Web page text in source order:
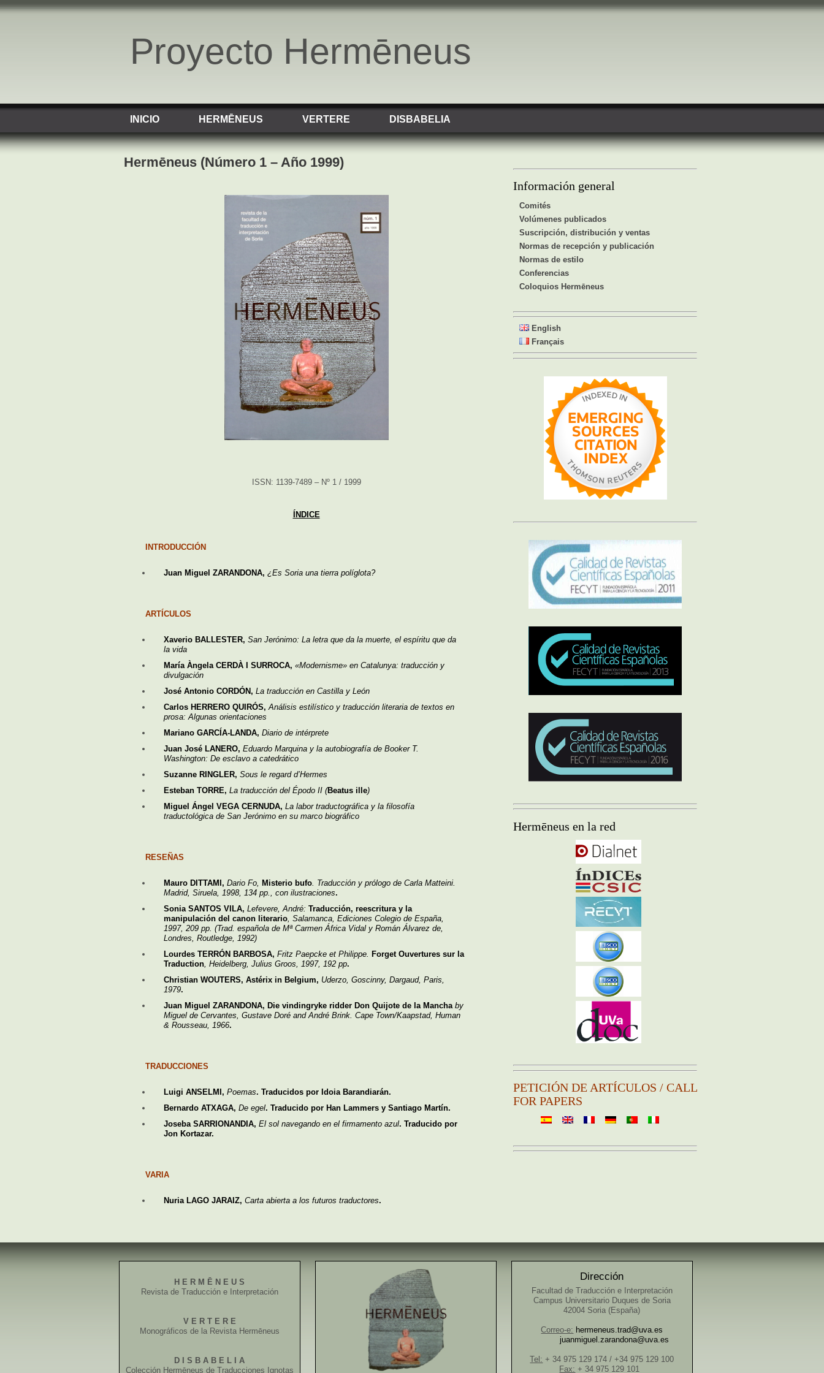
Proyecto Hermēneus
INICIO HERMĒNEUS VERTERE DISBABELIA
Información general
Comités
Volúmenes publicados
Suscripción, distribución y ventas
Normas de recepción y publicación
Normas de estilo
Conferencias
Coloquios Hermēneus
English
Français
Hermēneus en la red
PETICIÓN DE ARTÍCULOS / CALL
FOR PAPERS
Hermēneus (Número 1 – Año 1999)
ISSN: 1139-7489 – Nº 1 / 1999
ÍNDICE
INTRODUCCIÓN
Juan Miguel ZARANDONA, ¿Es Soria una tierra políglota?
ARTÍCULOS
Xaverio BALLESTER, San Jerónimo: La letra que da la muerte, el espíritu que da
la vida
María Àngela CERDÀ I SURROCA, «Modernisme» en Catalunya: traducción y
divulgación
José Antonio CORDÓN, La traducción en Castilla y León
Carlos HERRERO QUIRÓS,Análisis estilístico y traducción literaria de textos en
prosa: Algunas orientaciones
Mariano GARCÍA-LANDA, Diario de intérprete
Juan José LANERO, Eduardo Marquina y la autobiografía de Booker T.
Washington: De esclavo a catedrático
Suzanne RINGLER, Sous le regard d’Hermes
Esteban TORRE, La traducción del Épodo II (Beatus ille)
Miguel Ángel VEGA CERNUDA, La labor traductográfica y la filosofía
traductológica de San Jerónimo en su marco biográfico
RESEÑAS
Mauro DITTAMI, Dario Fo, Misterio bufo. Traducción y prólogo de Carla Matteini.
Madrid, Siruela, 1998, 134 pp., con ilustraciones.
Sonia SANTOS VILA, Lefevere, André: Traducción, reescritura y la
manipulación del canon literario, Salamanca, Ediciones Colegio de España,
1997, 209 pp. (Trad. española de Mª Carmen África Vidal y Román Álvarez de,
Londres, Routledge, 1992)
Lourdes TERRÓN BARBOSA, Fritz Paepcke et Philippe. Forget Ouvertures sur la
Traduction, Heidelberg, Julius Groos, 1997, 192 pp.
Christian WOUTERS, Astérix in Belgium, Uderzo, Goscinny, Dargaud, Paris,
1979.
Juan Miguel ZARANDONA, Die vindingryke ridder Don Quijote de la Mancha by
Miguel de Cervantes, Gustave Doré and André Brink. Cape Town/Kaapstad, Human
& Rousseau, 1966.
TRADUCCIONES
Luigi ANSELMI, Poemas. Traducidos por Idoia Barandiarán.
Bernardo ATXAGA, De egel. Traducido por Han Lammers y Santiago Martín.
Joseba SARRIONANDIA, El sol navegando en el firmamento azul. Traducido por
Jon Kortazar.
VARIA
Nuria LAGO JARAIZ, Carta abierta a los futuros traductores.
H E R M Ē N E U S
Revista de Traducción e Interpretación
V E R T E R E
Monográficos de la Revista Hermēneus
D I S B A B E L I A
Colección Hermēneus de Traducciones Ignotas
Dirección
Facultad de Traducción e Interpretación
Campus Universitario Duques de Soria
42004 Soria (España)
Correo-e: hermeneus.trad@uva.es
juanmiguel.zarandona@uva.es
Tel: + 34 975 129 174 / +34 975 129 100
Fax: + 34 975 129 101